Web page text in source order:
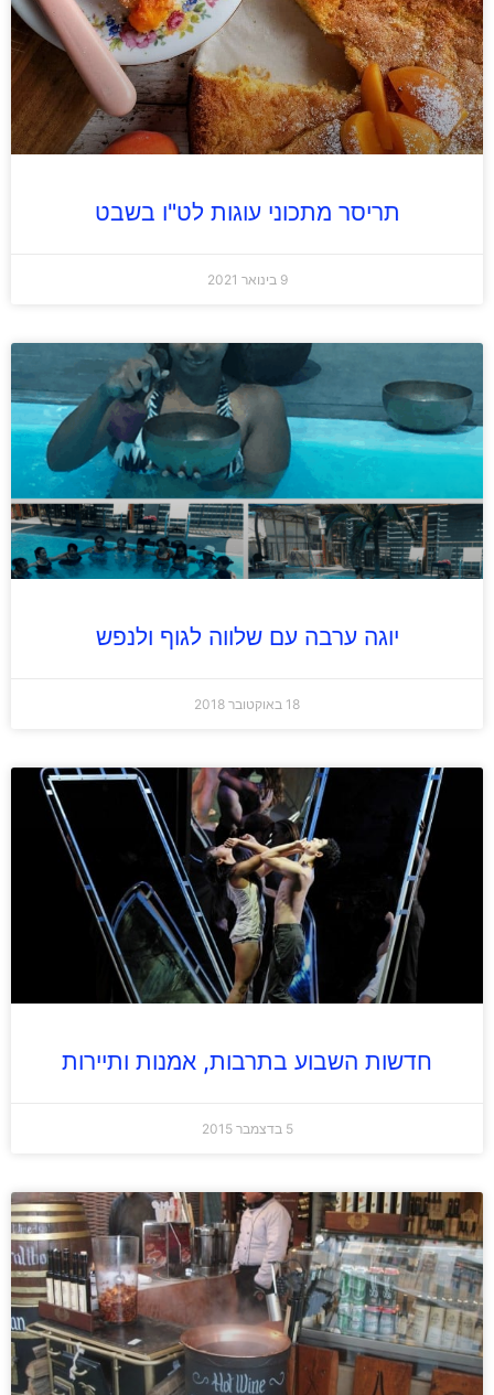
תריסר מתכוני עוגות לט"ו בשבט
9 בינואר 2021
יוגה ערבה עם שלווה לגוף ולנפש
18 באוקטובר 2018
חדשות השבוע בתרבות, אמנות ותיירות
5 בדצמבר 2015